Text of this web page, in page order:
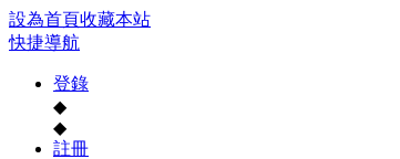
設為首頁收藏本站
快捷導航
登錄
◆
◆
註冊